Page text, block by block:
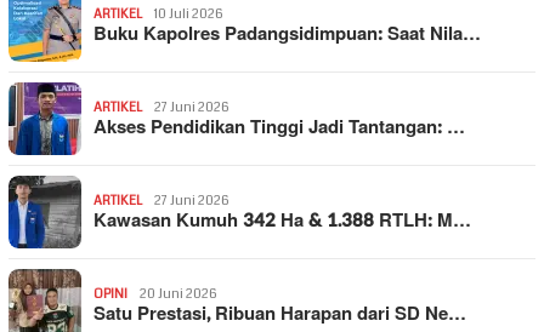
ARTIKEL 10 Juli 2026
Buku Kapolres Padangsidimpuan: Saat Nila…
ARTIKEL 27 Juni 2026
Akses Pendidikan Tinggi Jadi Tantangan: …
ARTIKEL 27 Juni 2026
Kawasan Kumuh 342 Ha & 1.388 RTLH: M…
OPINI 20 Juni 2026
Satu Prestasi, Ribuan Harapan dari SD Ne…